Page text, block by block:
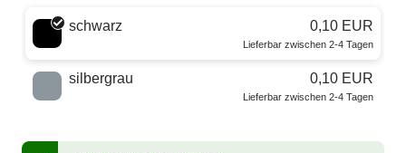
Wähle eine Farbe
schwarz 0,10 EUR
Lieferbar zwischen 2-4 Tagen
silbergrau 0,10 EUR
Lieferbar zwischen 2-4 Tagen